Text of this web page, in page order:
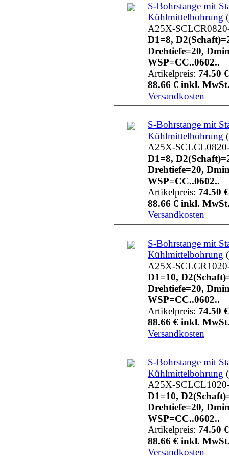
S-Bohrstange mit
Kühlmittelbohrung
A25X-
D1=8,
Drehtiefe=20,
WSP=CC..0602..
Artikelpreis: 74.50
88.66 € inkl.
Versandkosten
S-Bohrstange mit
Kühlmittelbohrung
A25X-
D1=8,
Drehtiefe=20,
WSP=CC..0602..
Artikelpreis: 74.50
88.66 € inkl.
Versandkosten
S-Bohrstange mit
Kühlmittelbohrung
A25X-
D1=10,
Drehtiefe=20,
WSP=CC..0602..
Artikelpreis: 74.50
88.66 € inkl.
Versandkosten
S-Bohrstange mit
Kühlmittelbohrung
A25X-
D1=10,
Drehtiefe=20,
WSP=CC..0602..
Artikelpreis: 74.50
88.66 € inkl.
Versandkosten